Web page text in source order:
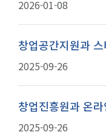
2026-01-08
창업공간지원과
2025-09-26
창업진흥원과 온
2025-09-26